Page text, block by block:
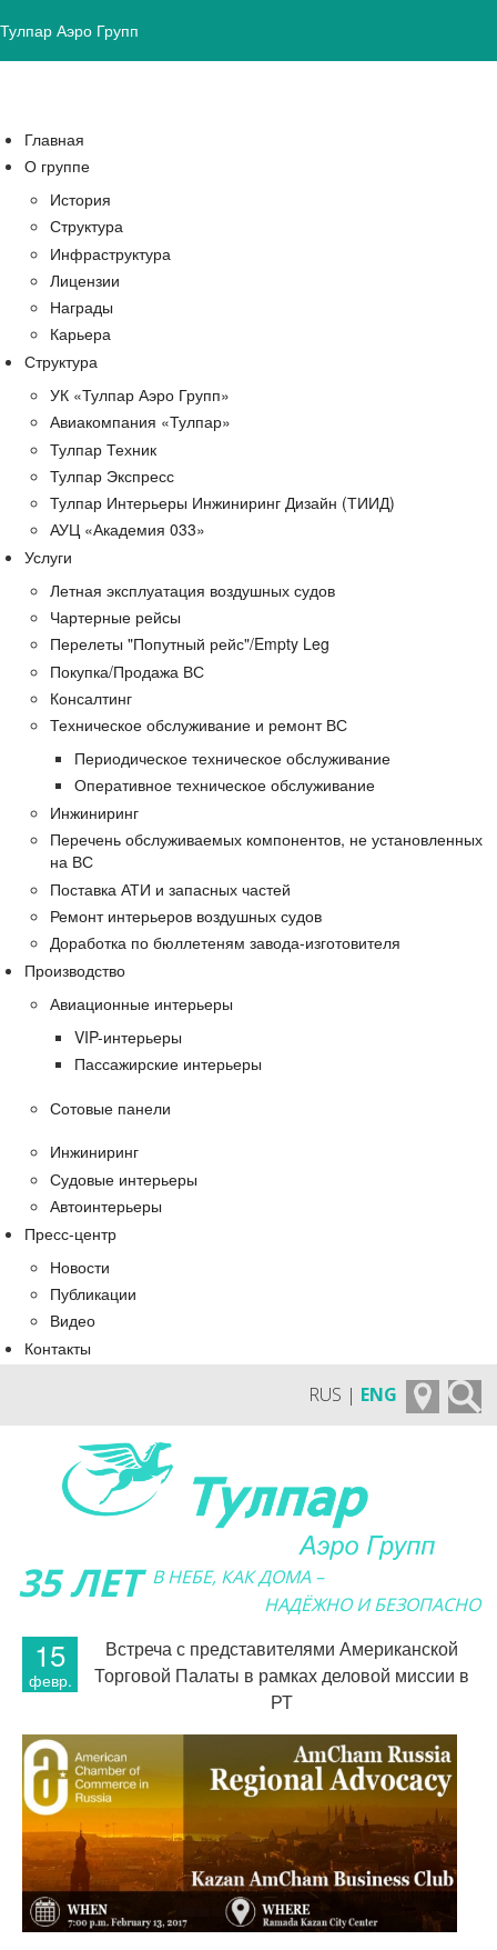
Тулпар Аэро Групп
Главная
О группе
История
Структура
Инфраструктура
Лицензии
Награды
Карьера
Структура
УК «Тулпар Аэро Групп»
Авиакомпания «Тулпар»
Тулпар Техник
Тулпар Экспресс
Тулпар Интерьеры Инжиниринг Дизайн (ТИИД)
АУЦ «Академия 033»
Услуги
Летная эксплуатация воздушных судов
Чартерные рейсы
Перелеты "Попутный рейс"/Empty Leg
Покупка/Продажа ВС
Консалтинг
Техническое обслуживание и ремонт ВС
Периодическое техническое обслуживание
Оперативное техническое обслуживание
Инжиниринг
Перечень обслуживаемых компонентов, не установленных
на ВС
Поставка АТИ и запасных частей
Ремонт интерьеров воздушных судов
Доработка по бюллетеням завода-изготовителя
Производство
Авиационные интерьеры
VIP-интерьеры
Пассажирские интерьеры
Сотовые панели
Инжиниринг
Судовые интерьеры
Автоинтерьеры
Пресс-центр
Новости
Публикации
Видео
Контакты
RUS | ENG
35 ЛЕТ В НЕБЕ, КАК ДОМА –
НАДЁЖНО И БЕЗОПАСНО
15
февр.
Встреча с представителями Американской
Торговой Палаты в рамках деловой миссии в
РТ